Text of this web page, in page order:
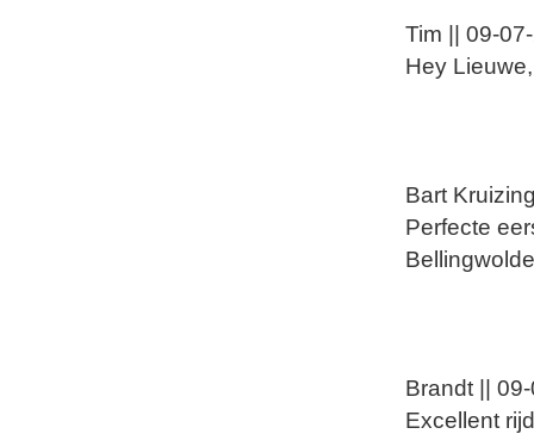
Tim || 09-
Hey
Bart
Perfecte
Brandt ||
Excellent